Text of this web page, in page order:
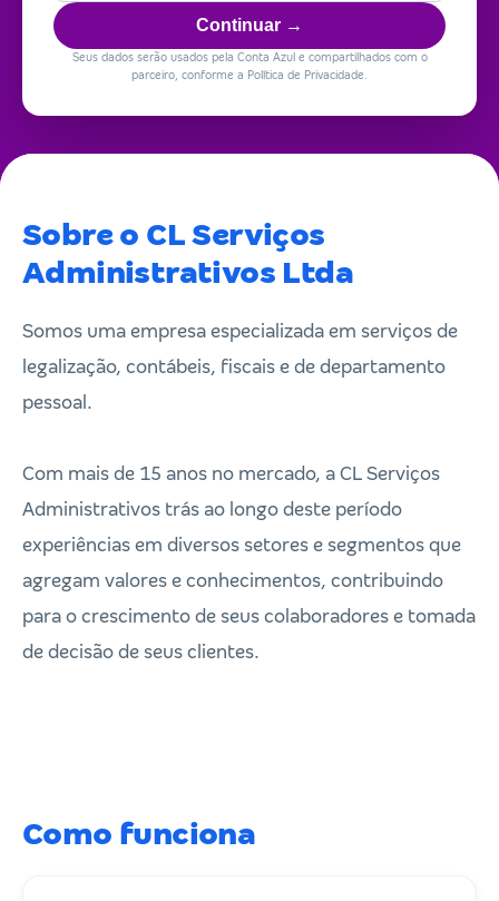
Continuar →
Seus dados serão usados pela Conta Azul e compartilhados com o
parceiro, conforme a Política de Privacidade.
Sobre o CL Serviços
Administrativos Ltda
Somos uma empresa especializada em serviços de
legalização, contábeis, fiscais e de departamento
pessoal.
Com mais de 15 anos no mercado, a CL Serviços
Administrativos trás ao longo deste período
experiências em diversos setores e segmentos que
agregam valores e conhecimentos, contribuindo
para o crescimento de seus colaboradores e tomada
de decisão de seus clientes.
Como funciona